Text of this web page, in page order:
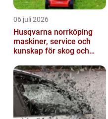
06 juli 2026
Husqvarna norrköping
maskiner, service och
kunskap för skog och